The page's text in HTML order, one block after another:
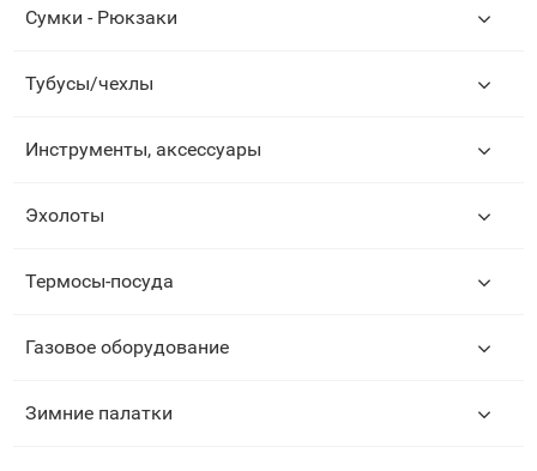
Сумки - Рюкзаки
Тубусы/чехлы
Инструменты, аксессуары
Эхолоты
Термосы-посуда
Газовое оборудование
Зимние палатки